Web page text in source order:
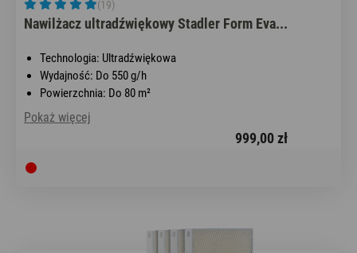
(19)
Nawilżacz ultradźwiękowy Stadler Form Eva...
Technologia: Ultradźwiękowa
Wydajność: Do 550 g/h
Powierzchnia: Do 80 m²
Pokaż więcej
999,00 zł